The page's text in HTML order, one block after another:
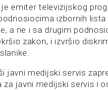
emiter televizijskog
izbornih
a ne i sa drugim
zakon, i izvršio
javni medijski servis
za javni medijski servis i